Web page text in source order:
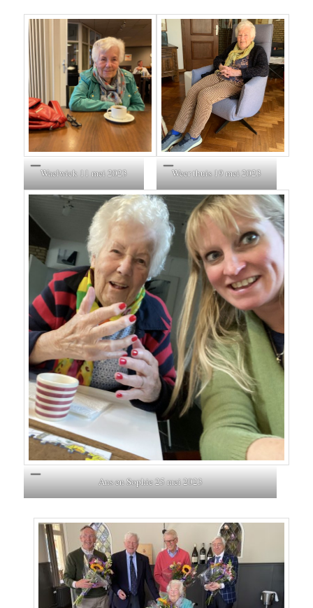
Waelwick 11 mei 2023 Weer thuis 19 mei 2023
Ans en Sophie 25 mei 2023